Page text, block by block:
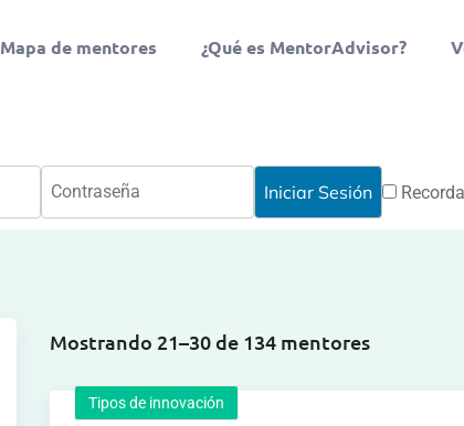
Mapa de mentores ¿Qué es MentorAdvisor?
Mostrando 21–30 de 134 mentores
Tipos de innovación